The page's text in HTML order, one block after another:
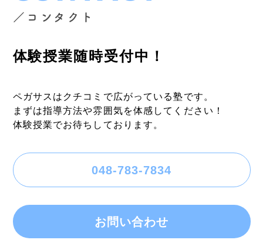
／コンタクト
体験授業随時受付中！
ペガサスはクチコミで広がっている塾です。
まずは指導方法や雰囲気を体感してください！
体験授業でお待ちしております。
048-783-7834
お問い合わせ